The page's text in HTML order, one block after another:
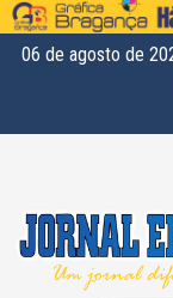
06 de agosto de